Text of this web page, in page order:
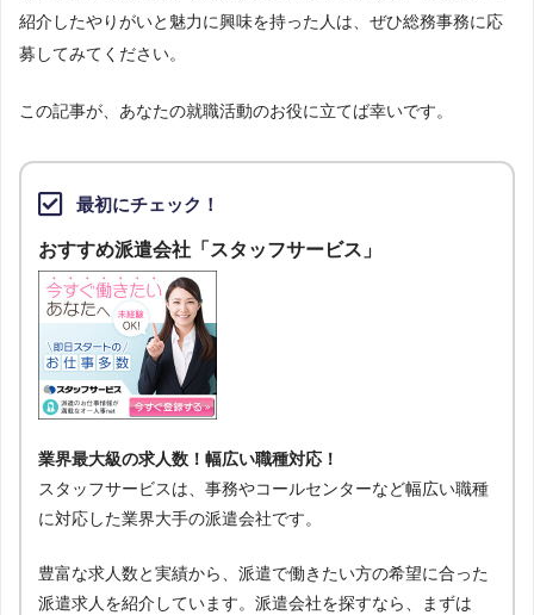
紹介したやりがいと魅力に興味を持った人は、ぜひ総務事務に応
募してみてください。
この記事が、あなたの就職活動のお役に立てば幸いです。
最初にチェック！
おすすめ派遣会社「スタッフサービス」
業界最大級の求人数！幅広い職種対応！
スタッフサービスは、事務やコールセンターなど幅広い職種
に対応した業界大手の派遣会社です。
豊富な求人数と実績から、派遣で働きたい方の希望に合った
派遣求人を紹介しています。派遣会社を探すなら、まずは